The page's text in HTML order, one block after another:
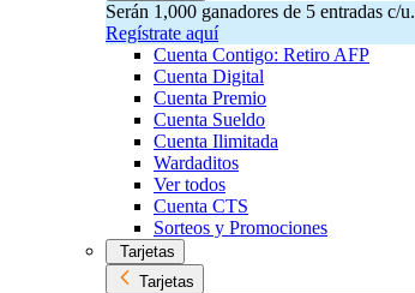
Serán 1,000 ganadores de 5 entradas c/u.
Regístrate aquí
Cuenta Contigo: Retiro AFP
Cuenta Digital
Cuenta Premio
Cuenta Sueldo
Cuenta Ilimitada
Wardaditos
Ver todos
Cuenta CTS
Sorteos y Promociones
Tarjetas
Tarjetas